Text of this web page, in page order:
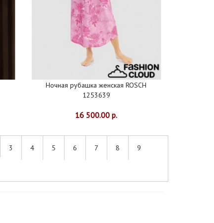
Ночная рубашка женская ROSCH
1253639
16 500.00 р.
3 4 5 6 7 8 9